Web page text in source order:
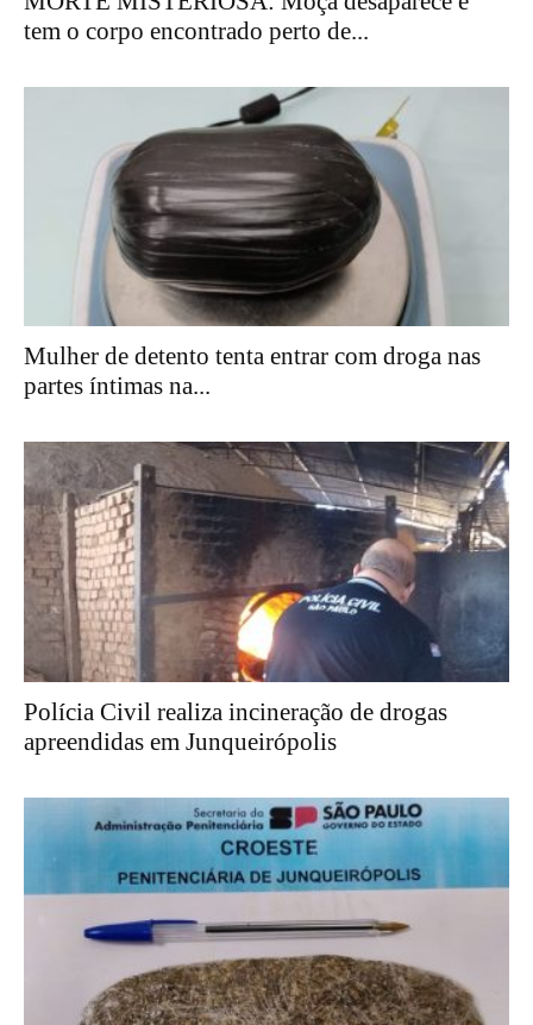
tem o corpo encontrado perto de...
Mulher de detento tenta entrar com droga nas
partes íntimas na...
Polícia Civil realiza incineração de drogas
apreendidas em Junqueirópolis